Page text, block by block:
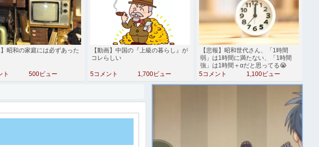
】昭和の家庭には必ずあった
ト 500ビュー
【動画】中国の『上級の暮らし』が
コレらしい
5コメント 1,700ビュー
【悲報】昭和世代さん、「1時間
弱」は1時間に満たない、「1時間
強」は1時間＋αだと思ってる😭
5コメント
1,100ビュー